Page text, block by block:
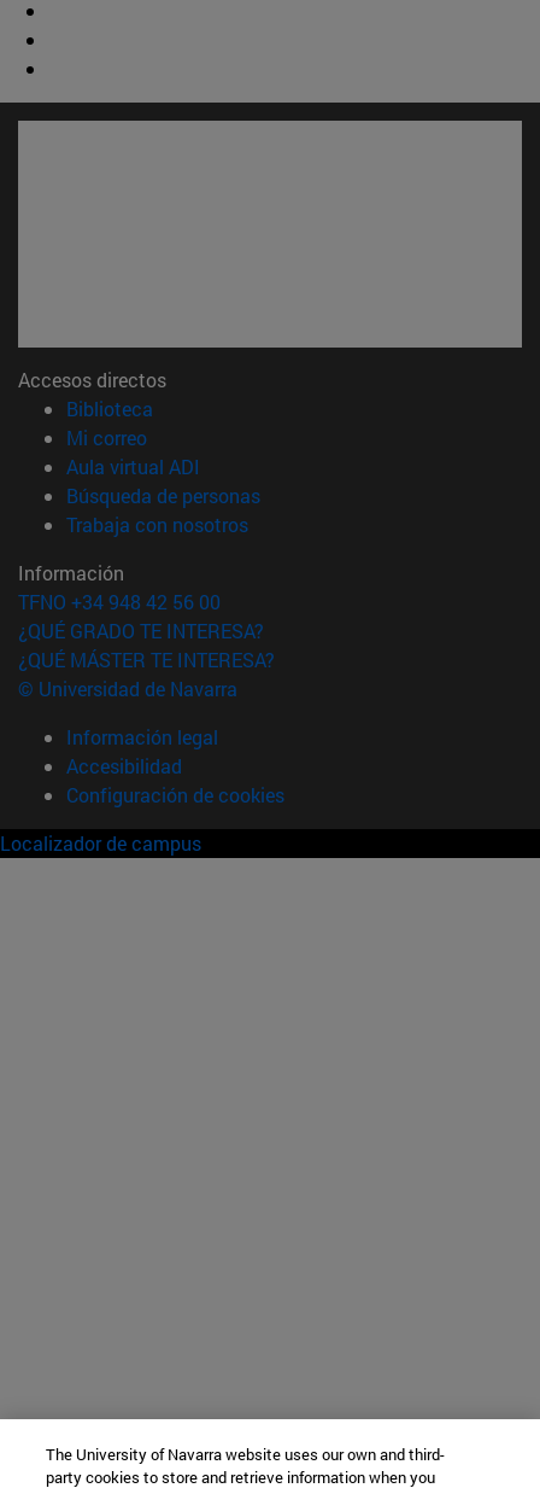
Accesos directos
Biblioteca
Mi correo(abre en nueva ventana)
Aula virtual ADI
Búsqueda de personas(abre en nueva ventana)
Trabaja con nosotros(abre en nueva ventana)
Información
TFNO +34 948 42 56 00
¿QUÉ GRADO TE INTERESA?
¿QUÉ MÁSTER TE INTERESA?
© Universidad de Navarra
Información legal
Accesibilidad
Configuración de cookies
Localizador de campus
The University of Navarra website uses our own and third-
party cookies to store and retrieve information when you